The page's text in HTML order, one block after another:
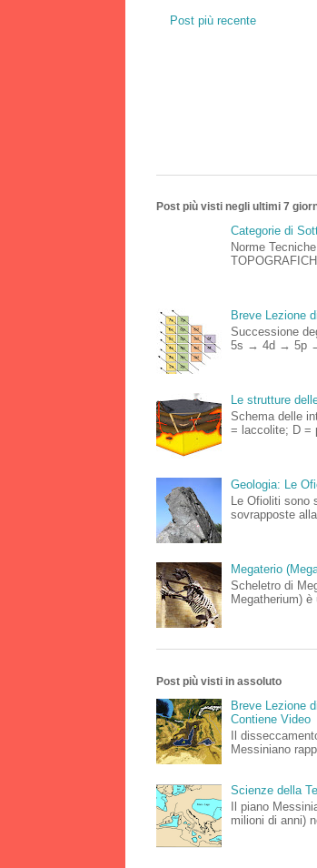
Post più recente
Post più visti negli ultimi 7
Categorie di
Norme
Breve Lezione
Successione
5s → 4d → 5p
Le strutture
Schema delle
= laccolite; D =
Geologia: Le
Le Ofioliti sono
sovrapposte
Megaterio
Scheletro di
Megatherium)
Post più visti in assoluto
Breve Lezione
Contiene Video
Il
Messiniano
Scienze della
Il piano
milioni di anni)